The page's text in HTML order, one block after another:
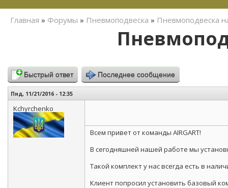
Вы здесь
Главная » Форумы » Пневмоподвеска » Пневмоподвеска
Быстрый ответ Последнее сообщение
Пнд, 11/21/2016 - 12:35
Kchyrchenko
Всем привет от команды AIRGART!
В сегодняшней нашей работе мы
Такой комплект у нас всегда есть в
Клиент попросил установить базовый